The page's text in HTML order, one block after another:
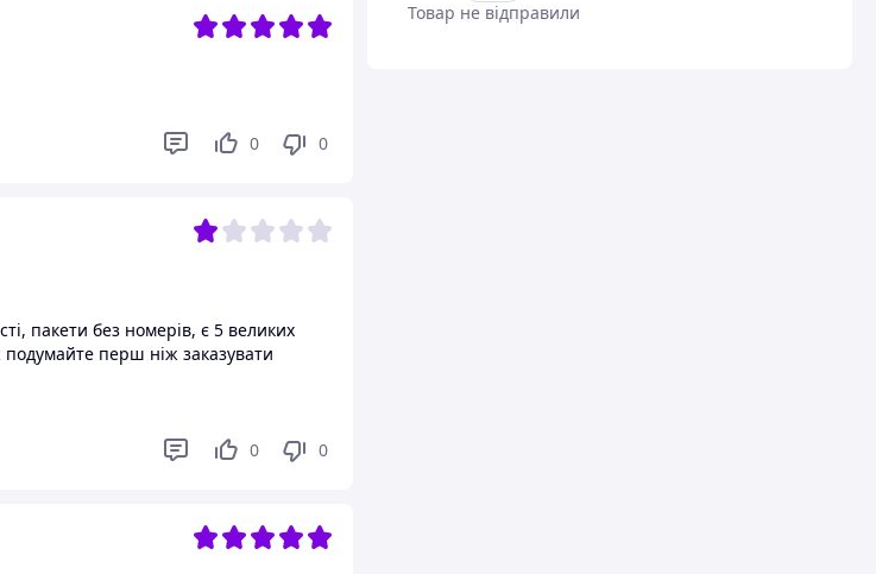
0 0
пакети без номерів, є 5 великих
подумайте перш ніж заказувати
0 0
Товар не відправили